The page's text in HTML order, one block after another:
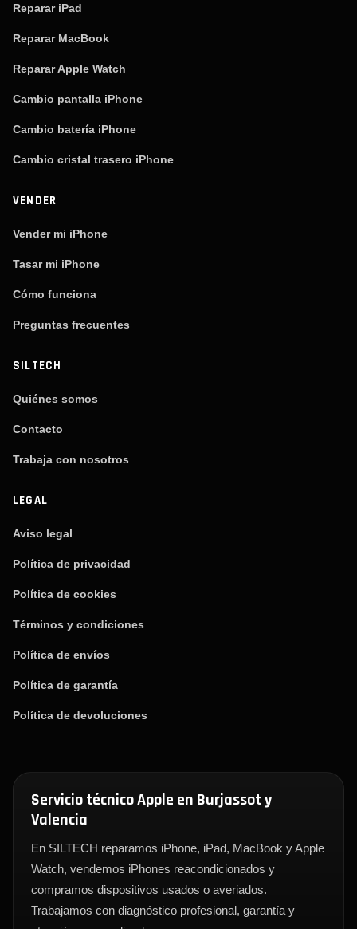
Reparar iPad
Reparar MacBook
Reparar Apple Watch
Cambio pantalla iPhone
Cambio batería iPhone
Cambio cristal trasero iPhone
VENDER
Vender mi iPhone
Tasar mi iPhone
Cómo funciona
Preguntas frecuentes
SILTECH
Quiénes somos
Contacto
Trabaja con nosotros
LEGAL
Aviso legal
Política de privacidad
Política de cookies
Términos y condiciones
Política de envíos
Política de garantía
Política de devoluciones
Servicio técnico Apple en Burjassot y
Valencia
En SILTECH reparamos iPhone, iPad, MacBook y Apple
Watch, vendemos iPhones reacondicionados y
compramos dispositivos usados o averiados.
Trabajamos con diagnóstico profesional, garantía y